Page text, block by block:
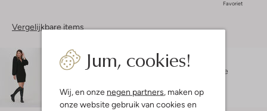
Jum, cookies!
Wij, en onze negen partners, maken op
onze website gebruik van cookies en
Favoriet
Vergelijkbare items
Maatadvies
Darcy is 1 meter 74 lang en draagt maat 36.
De